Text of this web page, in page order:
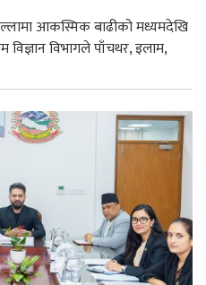
आकस्मिक बाढीको मध्यमदेखि
विभागले पाँचथर, इलाम,